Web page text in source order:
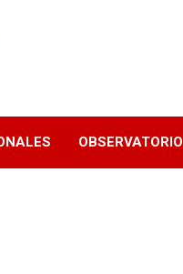
OBSERVATORIO